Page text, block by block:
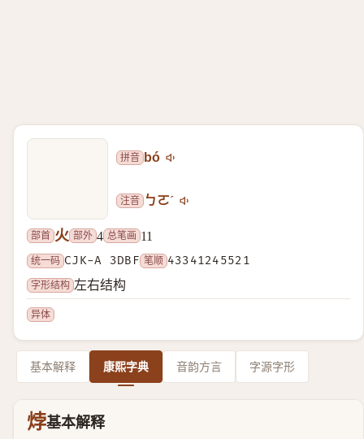
拼音 bó
注音 ㄅㄛˊ
部首 火 部外 4 总笔画 11
统一码 CJK-A 3DBF 笔顺 43341245521
字形结构 左右结构
异体
基本解释 康熙字典 音韵方言 字源字形
㶿基本解释